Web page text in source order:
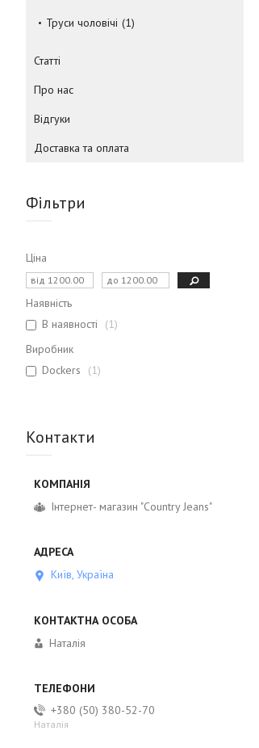
Труси чоловічі 1
Статті
Про нас
Відгуки
Доставка та оплата
Фільтри
Ціна
Наявність
В наявності
1
Виробник
Dockers
1
Контакти
Інтернет- магазин "Country Jeans"
Київ, Україна
Наталія
+380 (50) 380-52-70
Наталія